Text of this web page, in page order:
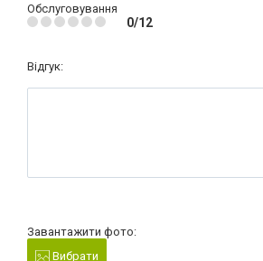
Обслуговування
0/12
Відгук:
Завантажити фото:
Вибрати